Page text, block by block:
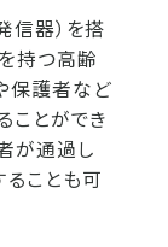
信器）を搭
持つ高齢
保護者など
ことができ
が通過し
ことも可